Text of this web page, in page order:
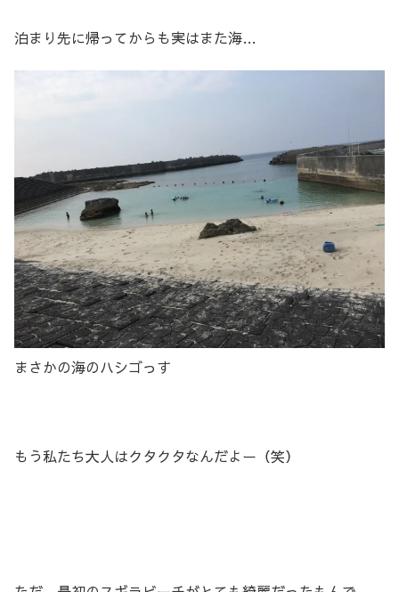
泊まり先に帰ってからも実はまた海…
まさかの海のハシゴっす
もう私たち大人はクタクタなんだよー（笑）